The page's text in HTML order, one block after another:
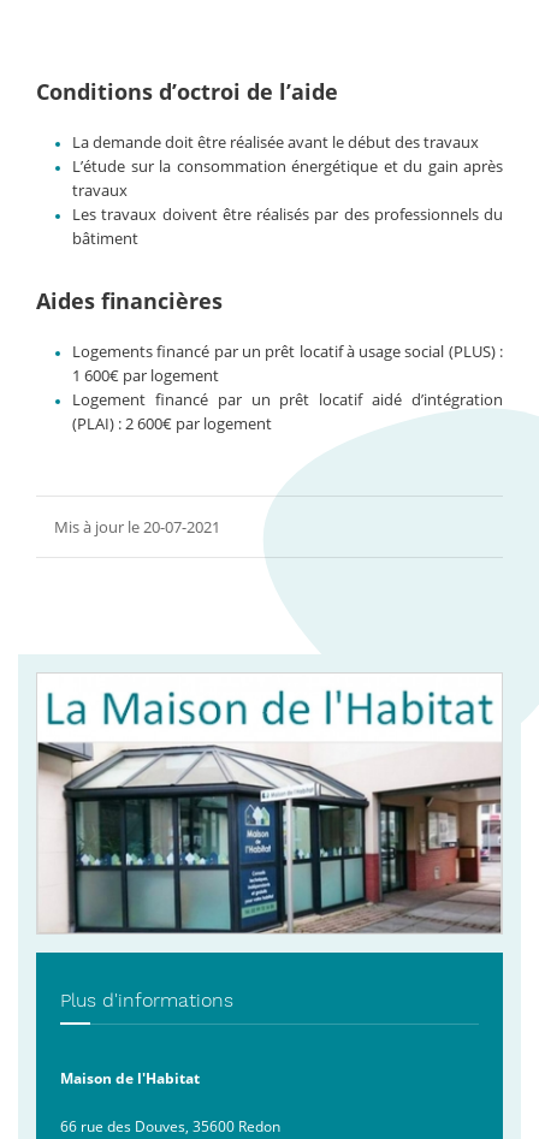
Conditions d’octroi de l’aide
La demande doit être réalisée avant le début des travaux
L’étude sur la consommation énergétique et du gain après
travaux
Les travaux doivent être réalisés par des professionnels du
bâtiment
Aides financières
Logements financé par un prêt locatif à usage social (PLUS) :
1 600€ par logement
Logement financé par un prêt locatif aidé d’intégration
(PLAI) : 2 600€ par logement
Mis à jour le 20-07-2021
Plus d'informations
Maison de l'Habitat
66 rue des Douves, 35600 Redon